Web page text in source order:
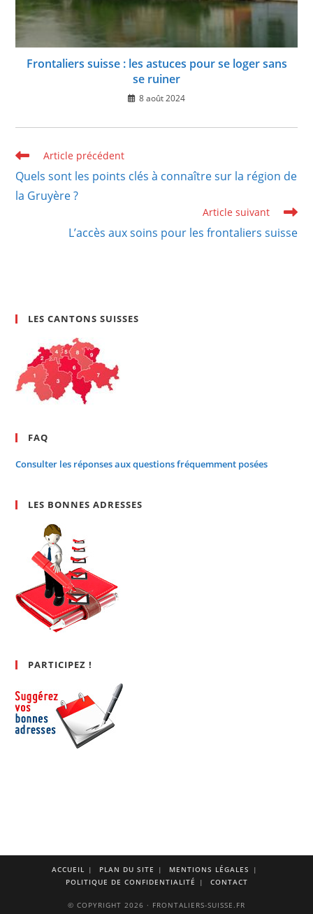
Frontaliers suisse : les astuces pour se loger sans
se ruiner
8 août 2024
Read
more
articles
Article précédent
Quels sont les points clés à connaître sur la région de
la Gruyère ?
Article suivant
L’accès aux soins pour les frontaliers suisse
LES CANTONS SUISSES
FAQ
Consulter les réponses aux questions fréquemment posées
LES BONNES ADRESSES
PARTICIPEZ !
ACCUEIL PLAN DU SITE
MENTIONS LÉGALES
POLITIQUE DE CONFIDENTIALITÉ
CONTACT
© COPYRIGHT 2026 · FRONTALIERS-SUISSE.FR